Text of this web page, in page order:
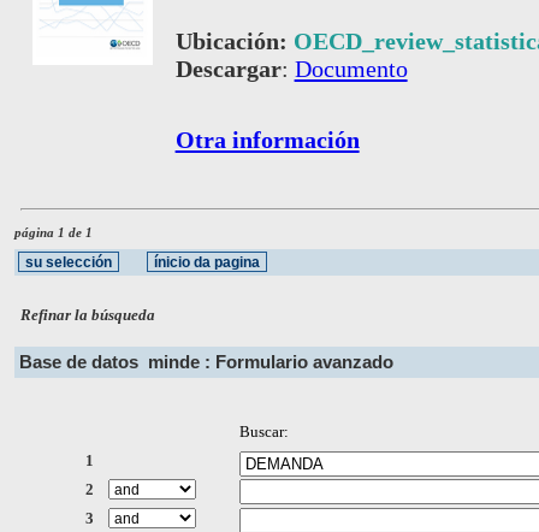
Ubicación:
Descargar: Documento
Otra información
página 1 de 1
Refinar la búsqueda
Base de datos minde : Formulario avanzado
Buscar:
1
2
3